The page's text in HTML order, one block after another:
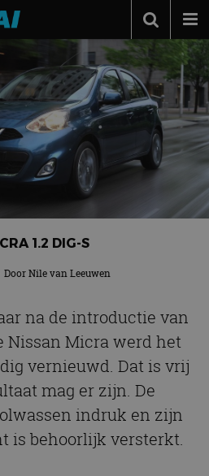
1.2 DIG-S
DoorNile van Leeuwen
na de introductie van
Nissan Micra werd het
vernieuwd. Dat is vrij
mag er zijn. De
indruk en zijn
is behoorlijk versterkt.